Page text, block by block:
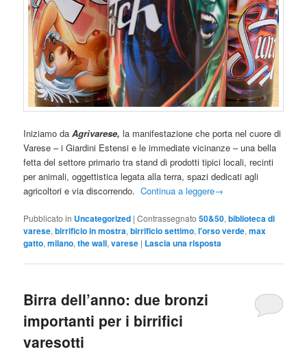
Iniziamo daAgrivarese, la manifestazione che porta nel cuore di
Varese – i Giardini Estensi e le immediate vicinanze – una bella
fetta del settore primario tra stand di prodotti tipici locali, recinti
per animali, oggettistica legata alla terra, spazi dedicati agli
agricoltori e via discorrendo.Continua a leggere→
Pubblicato in Uncategorized |Contrassegnato 50&50,biblioteca di
varese,birrificio in mostra,birrificio settimo,l'orso verde,max
gatto,milano,the wall,varese | Lascia una risposta
Birra dell’anno: due bronzi
importanti per i birrifici
varesotti